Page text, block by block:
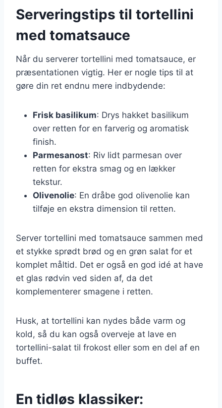
Serveringstips til tortellini
med tomatsauce
Når du serverer tortellini med tomatsauce, er
præsentationen vigtig. Her er nogle tips til at
gøre din ret endnu mere indbydende:
Frisk basilikum: Drys hakket basilikum
over retten for en farverig og aromatisk
finish.
Parmesanost: Riv lidt parmesan over
retten for ekstra smag og en lækker
tekstur.
Olivenolie: En dråbe god olivenolie kan
tilføje en ekstra dimension til retten.
Server tortellini med tomatsauce sammen med
et stykke sprødt brød og en grøn salat for et
komplet måltid. Det er også en god idé at have
et glas rødvin ved siden af, da det
komplementerer smagene i retten.
Husk, at tortellini kan nydes både varm og
kold, så du kan også overveje at lave en
tortellini-salat til frokost eller som en del af en
buffet.
En tidløs klassiker: